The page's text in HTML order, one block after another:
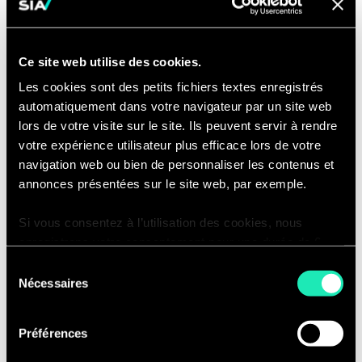
Ce site web utilise des cookies.
Les cookies sont des petits fichiers textes enregistrés
automatiquement dans votre navigateur par un site web
lors de votre visite sur le site. Ils peuvent servir à rendre
votre expérience utilisateur plus efficace lors de votre
navigation web ou bien de personnaliser les contenus et
annonces présentées sur le site web, par exemple.
Si vous consentez à l’utilisation des cookies, nous
consentir à cette utilisation à nouveau. Si vous ne
fonctionnement et ne personnalisera pas votre
Nécessaires
Préférences
les preuves de concept proposées
Participation à la définition des
critèresd’acceptation et conditions
d’exceptions;
La coordinationdes liens avec les
autres experts TI internes et
La documentation des contraintes
d’affaires;
des efforts
pour chacun des livrables attendus;
et dépendances;